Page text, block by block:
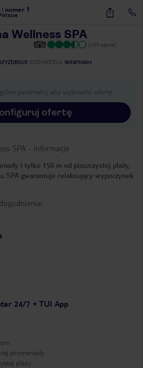
numer 1 24
Wellness SPA
(103 opinie)
KOD HOTELU WAW50001
parametry aby wyświetlić ofertę
ofertę
SPA - informacje
i tylko 150 m od piaszczystej plaży,
SPA gwarantuje relaksujący wypoczynek
24/7 + TUI App
promenady
plaży